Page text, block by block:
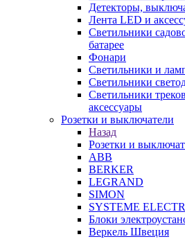
Детекторы,
Лента LED и
Светильники
батарее
Фонари
Светильники и
Светильники
Светильники
аксессуары
Розетки и выключатели
Назад
Розетки и
ABB
BERKER
LEGRAND
SIMON
SYSTEME
Блоки
Веркель Швеция